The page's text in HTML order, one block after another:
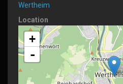
Wertheim
Location
+
-